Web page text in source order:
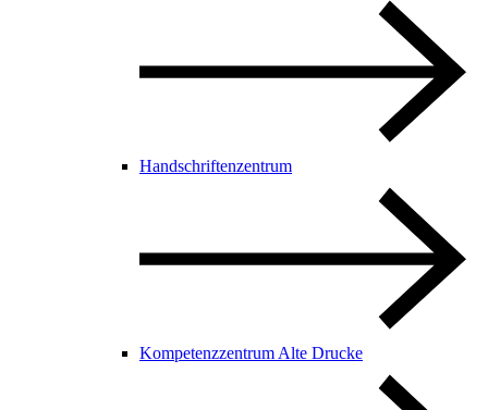
Handschriftenzentrum
Kompetenzzentrum Alte Drucke